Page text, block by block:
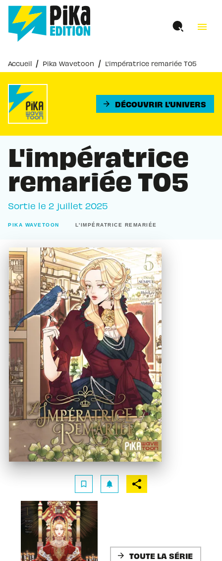
MENU RECHERCHE
PIED DE PAGE
menu
Accueil / Pika Wavetoon / L'impératrice remariée T05
arrow_forward DÉCOUVRIR L'UNIVERS
L'impératrice
remariée T05
Sortie le 2 juillet 2025
PIKA WAVETOON L'IMPÉRATRICE REMARIÉE
bookmark_border notifications
arrow_forward TOUTE LA SÉRIE